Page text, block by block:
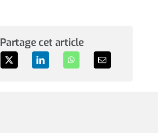
Partage cet article